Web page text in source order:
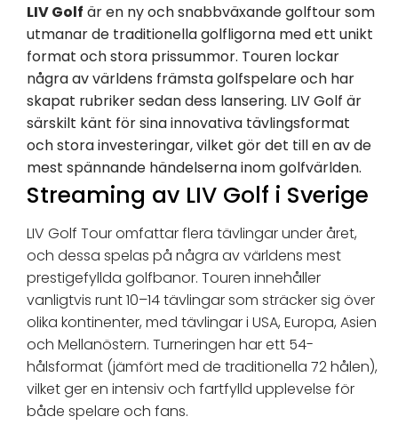
LIV Golf är en ny och snabbväxande golftour som
utmanar de traditionella golfligorna med ett unikt
format och stora prissummor. Touren lockar
några av världens främsta golfspelare och har
skapat rubriker sedan dess lansering. LIV Golf är
särskilt känt för sina innovativa tävlingsformat
och stora investeringar, vilket gör det till en av de
mest spännande händelserna inom golfvärlden.
Streaming av LIV Golf i Sverige
LIV Golf Tour omfattar flera tävlingar under året,
och dessa spelas på några av världens mest
prestigefyllda golfbanor. Touren innehåller
vanligtvis runt 10–14 tävlingar som sträcker sig över
olika kontinenter, med tävlingar i USA, Europa, Asien
och Mellanöstern. Turneringen har ett 54-
hålsformat (jämfört med de traditionella 72 hålen),
vilket ger en intensiv och fartfylld upplevelse för
både spelare och fans.